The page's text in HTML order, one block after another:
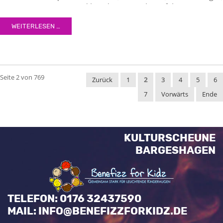
semper nec, quam. Sed hendrerit. Morbi ac felis. Nunc
egestas, augue at pellentesque laoreet.
WEITERLESEN …
Seite 2 von 769 Zurück 1 2 3 4 5
6
7
Vorwärts Ende
KULTURSCHEUNE
BARGESHAGEN
TELEFON: 0176 32437590
MAIL: INFO@BENEFIZZFORKIDZ.DE